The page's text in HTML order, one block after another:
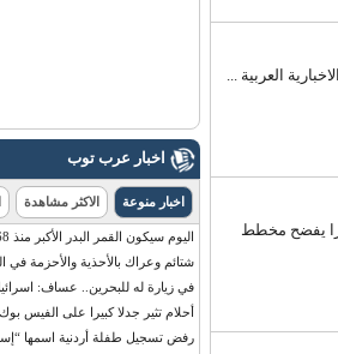
العربية ...
يفضح مخطط
اخبار عرب توب
اخبار منوعة الاكثر مشاهدة
اليوم سيكون القمر البدر الأكبر منذ 68 سنة
شتائم وعراك بالأحذية والأحزمة في
في زيارة له للبحرين.. عساف: اسرائيل
أحلام تثير جدلا كبيرا على الفيس بوك
رفض تسجيل طفلة أردنية اسمها